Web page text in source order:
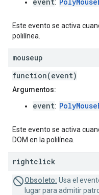
:
Este evento se activa
polilínea.
mouseup
function(event)
Argumentos:
event:
Este evento se activa
DOM en la polilínea.
rightclick
Obsoleto: Usa el
lugar para admitir